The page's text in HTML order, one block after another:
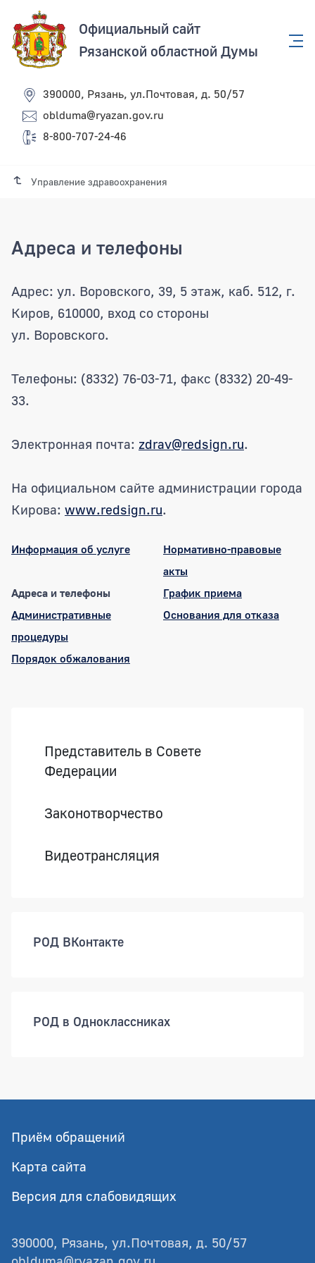
Официальный сайт
Рязанской областной Думы
390000, Рязань, ул.Почтовая, д. 50/57
oblduma@ryazan.gov.ru
8-800-707-24-46
Управление здравоохранения
Адреса и телефоны
Адрес: ул. Воровского, 39, 5 этаж, каб. 512, г.
Киров, 610000, вход со стороны
ул. Воровского.
Телефоны: (8332) 76-03-71, факс (8332) 20-49-
33.
Электронная почта: zdrav@redsign.ru.
На официальном сайте администрации города
Кирова: www.redsign.ru.
Информация об услуге
Нормативно-правовые
акты
Адреса и телефоны
График приема
Административные
процедуры
Основания для отказа
Порядок обжалования
Представитель в Совете
Федерации
Законотворчество
Видеотрансляция
РОД ВКонтакте
РОД в Одноклассниках
Приём обращений
Карта сайта
Версия для слабовидящих
390000, Рязань, ул.Почтовая, д. 50/57